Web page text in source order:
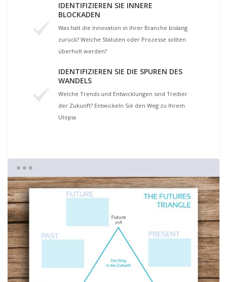
IDENTIFIZIEREN SIE INNERE
BLOCKADEN
Was hält die Innovation in Ihrer Branche bislang
zurück? Welche Statuten oder Prozesse sollten
überholt werden?
IDENTIFIZIEREN SIE DIE SPUREN DES
WANDELS
Welche Trends und Entwicklungen sind Treiber
der Zukunft? Entwickeln Sie den Weg zu Ihrem
Utopia